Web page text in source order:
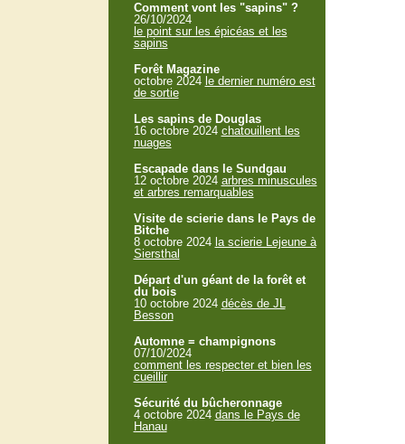
Comment vont les "sapins" ?
26/10/2024
le point sur les épicéas et les
sapins
Forêt Magazine
octobre 2024 le dernier numéro est
de sortie
Les sapins de Douglas
16 octobre 2024 chatouillent les
nuages
Escapade dans le Sundgau
12 octobre 2024 arbres minuscules
et arbres remarquables
Visite de scierie dans le Pays de
Bitche
8 octobre 2024 la scierie Lejeune à
Siersthal
Départ d'un géant de la forêt et
du bois
10 octobre 2024 décès de JL
Besson
Automne = champignons
07/10/2024
comment les respecter et bien les
cueillir
Sécurité du bûcheronnage
4 octobre 2024 dans le Pays de
Hanau